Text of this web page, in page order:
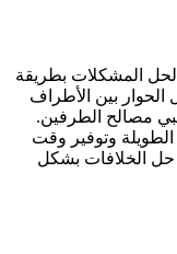
المشكلات بطريقة
بين الأطراف
مصالح الطرفين.
الطويلة وتوفير وقت
الخلافات بشكل